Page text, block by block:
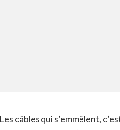
Les câbles qui s’emmêlent,